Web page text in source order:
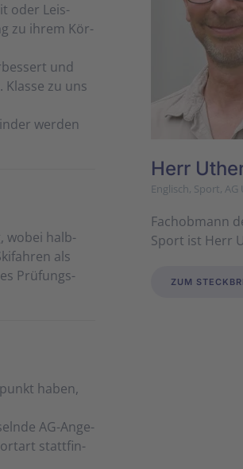
oder Leis­
zu ihr­em Kör­
und
zu uns
wer­den
wo­bei halb­
als
Prüf­ungs­
ha­ben,
AG-An­ge­
statt­fin­
Herr
Englisch, Sport,
Fachobmann
Sport ist Herr
ZUM